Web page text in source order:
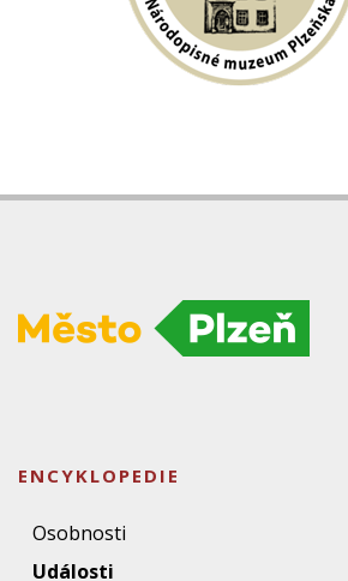
ENCYKLOPEDIE
Osobnosti
Události